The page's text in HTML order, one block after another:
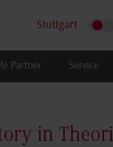
Stuttgart
Partner Service
in